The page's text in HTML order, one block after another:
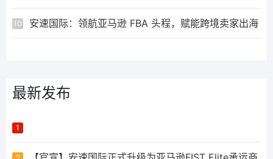
10 安速国际：领航亚马逊 FBA 头程，赋能跨境卖家出海
最新发布
1